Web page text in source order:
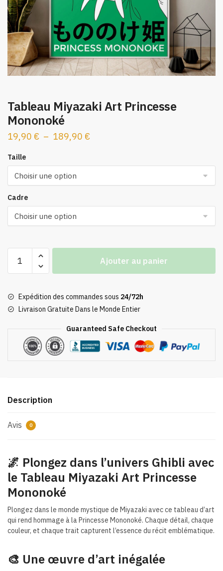
Tableau Miyazaki Art Princesse
Mononoké
19,90 € – 189,90 €Plage
Taille
Cadre
Art
Princesse
Ajouter au panier
Expédition des commandes sous 24/72h
Livraison Gratuite Dans le Monde Entier
Guaranteed Safe Checkout
Description
Avis 0
🌌 Plongez dans l’univers Ghibli avec
le Tableau Miyazaki Art Princesse
Mononoké
Plongez dans le monde mystique de Miyazaki avec ce tableau d’art
qui rend hommage à la Princesse Mononoké. Chaque détail, chaque
couleur, et chaque trait capturent l’essence du récit emblématique.
🎨 Une œuvre d’art inégalée